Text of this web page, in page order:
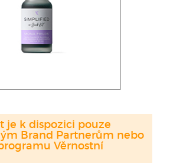
je k dispozici pouze
Brand Partnerům nebo
Věrnostní